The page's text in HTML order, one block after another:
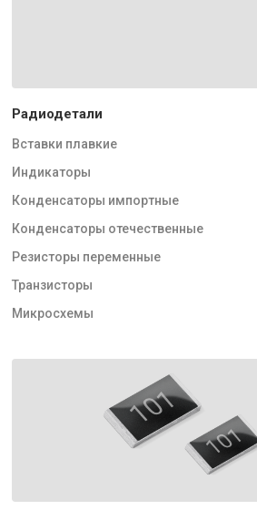
Радиодетали
Вставки плавкие
Индикаторы
Конденсаторы импортные
Конденсаторы отечественные
Резисторы переменные
Транзисторы
Микросхемы